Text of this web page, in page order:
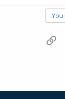
You
דואר אלקטרוני